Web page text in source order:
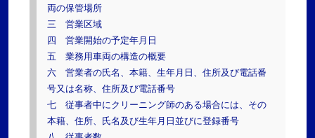
両の保管場所
三 営業区域
四 営業開始の予定年月日
五 業務用車両の構造の概要
六 営業者の氏名、本籍、生年月日、住所及び電話番
号又は名称、住所及び電話番号
七 従事者中にクリーニング師のある場合には、その
本籍、住所、氏名及び生年月日並びに登録番号